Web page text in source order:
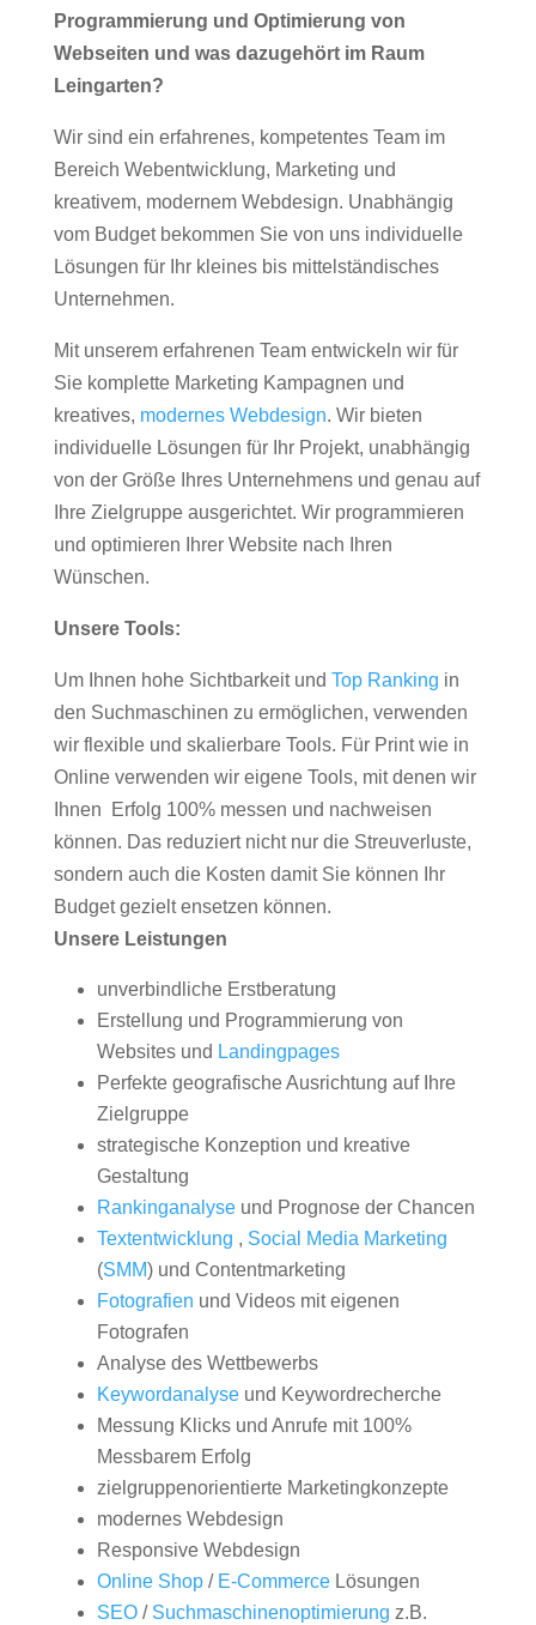
Programmierung und Optimierung von
Webseiten und was dazugehört im Raum
Leingarten?
Wir sind ein erfahrenes, kompetentes Team im
Bereich Webentwicklung, Marketing und
kreativem, modernem Webdesign. Unabhängig
vom Budget bekommen Sie von uns individuelle
Lösungen für Ihr kleines bis mittelständisches
Unternehmen.
Mit unserem erfahrenen Team entwickeln wir für
Sie komplette Marketing Kampagnen und
kreatives, modernes Webdesign. Wir bieten
individuelle Lösungen für Ihr Projekt, unabhängig
von der Größe Ihres Unternehmens und genau auf
Ihre Zielgruppe ausgerichtet. Wir programmieren
und optimieren Ihrer Website nach Ihren
Wünschen.
Unsere Tools:
Um Ihnen hohe Sichtbarkeit und Top Ranking in
den Suchmaschinen zu ermöglichen, verwenden
wir flexible und skalierbare Tools. Für Print wie in
Online verwenden wir eigene Tools, mit denen wir
Ihnen Erfolg 100% messen und nachweisen
können. Das reduziert nicht nur die Streuverluste,
sondern auch die Kosten damit Sie können Ihr
Budget gezielt ensetzen können.
Unsere Leistungen
unverbindliche Erstberatung
Erstellung und Programmierung von
Websites und Landingpages
Perfekte geografische Ausrichtung auf Ihre
Zielgruppe
strategische Konzeption und kreative
Gestaltung
Rankinganalyseund Prognose der Chancen
Textentwicklung , Social Media Marketing
(SMM) und Contentmarketing
Fotografien und Videos mit eigenen
Fotografen
Analyse des Wettbewerbs
Keywordanalyseund Keywordrecherche
Messung Klicks und Anrufe mit 100%
Messbarem Erfolg
zielgruppenorientierte Marketingkonzepte
modernes Webdesign
Responsive Webdesign
Online Shop/ E-CommerceLösungen
SEO/ Suchmaschinenoptimierung z.B.